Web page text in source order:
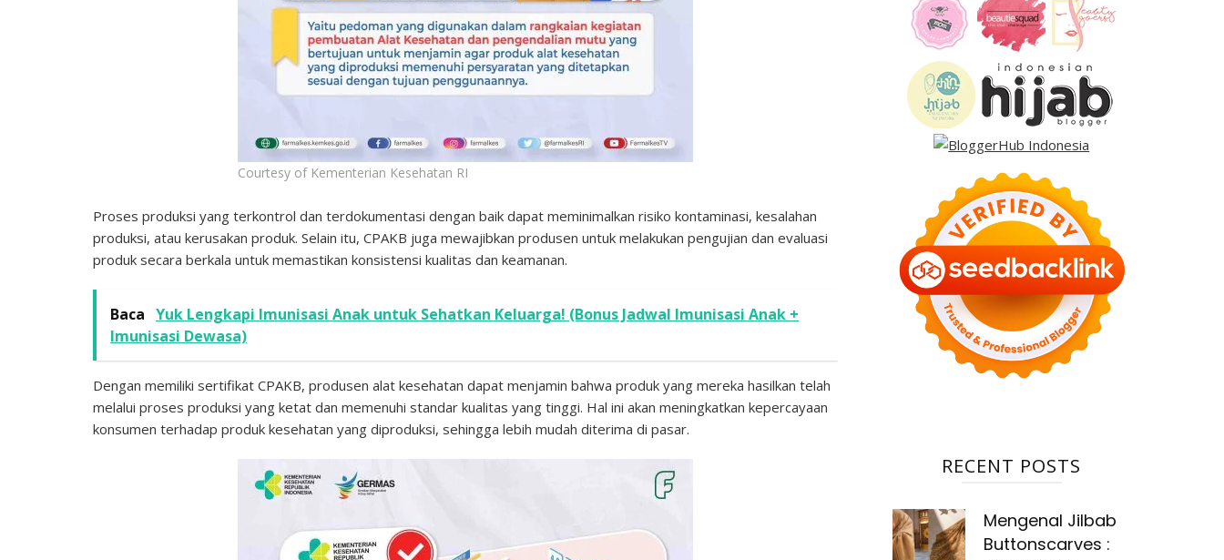
Courtesy of Kementerian Kesehatan RI
Proses produksi yang terkontrol dan terdokumentasi dengan baik dapat meminimalkan risiko kontaminasi, kesalahan
produksi, atau kerusakan produk. Selain itu, CPAKB juga mewajibkan produsen untuk melakukan pengujian dan evaluasi
produk secara berkala untuk memastikan konsistensi kualitas dan keamanan.
Baca Yuk Lengkapi Imunisasi Anak untuk Sehatkan Keluarga! (Bonus Jadwal Imunisasi Anak +
Imunisasi Dewasa)
Dengan memiliki sertifikat CPAKB, produsen alat kesehatan dapat menjamin bahwa produk yang mereka hasilkan telah
melalui proses produksi yang ketat dan memenuhi standar kualitas yang tinggi. Hal ini akan meningkatkan kepercayaan
konsumen terhadap produk kesehatan yang diproduksi, sehingga lebih mudah diterima di pasar.
RECENT POSTS
Mengenal Jilbab
Buttonscarves :